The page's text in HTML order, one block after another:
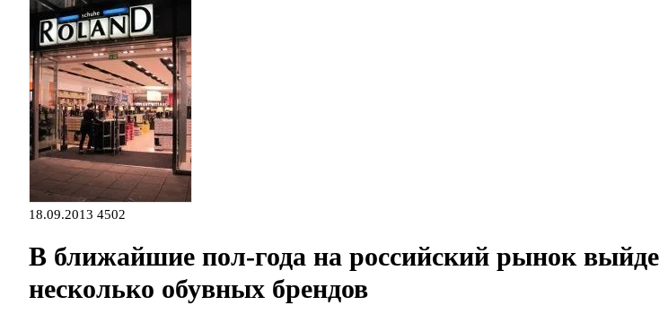
18.09.2013 4502
В ближайшие пол-года на российский рынок
несколько обувных брендов